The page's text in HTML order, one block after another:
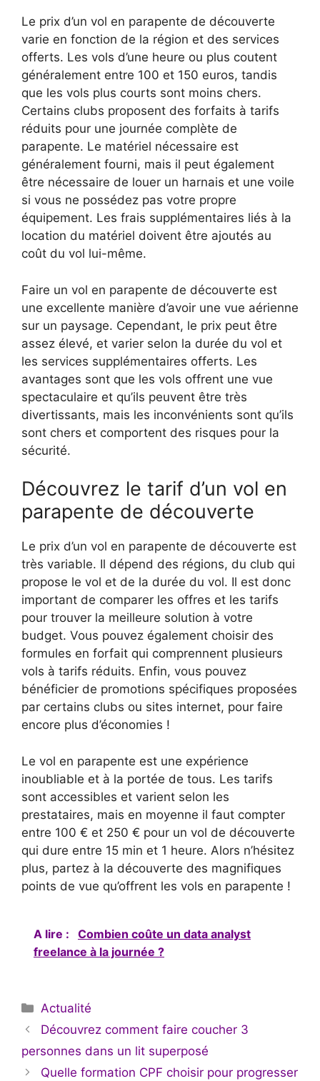
Le prix d’un vol en parapente de découverte
varie en fonction de la région et des services
offerts. Les vols d’une heure ou plus coutent
généralement entre 100 et 150 euros, tandis
que les vols plus courts sont moins chers.
Certains clubs proposent des forfaits à tarifs
réduits pour une journée complète de
parapente. Le matériel nécessaire est
généralement fourni, mais il peut également
être nécessaire de louer un harnais et une voile
si vous ne possédez pas votre propre
équipement. Les frais supplémentaires liés à la
location du matériel doivent être ajoutés au
coût du vol lui-même.
Faire un vol en parapente de découverte est
une excellente manière d’avoir une vue aérienne
sur un paysage. Cependant, le prix peut être
assez élevé, et varier selon la durée du vol et
les services supplémentaires offerts. Les
avantages sont que les vols offrent une vue
spectaculaire et qu’ils peuvent être très
divertissants, mais les inconvénients sont qu’ils
sont chers et comportent des risques pour la
sécurité.
Découvrez le tarif d’un vol en
parapente de découverte
Le prix d’un vol en parapente de découverte est
très variable. Il dépend des régions, du club qui
propose le vol et de la durée du vol. Il est donc
important de comparer les offres et les tarifs
pour trouver la meilleure solution à votre
budget. Vous pouvez également choisir des
formules en forfait qui comprennent plusieurs
vols à tarifs réduits. Enfin, vous pouvez
bénéficier de promotions spécifiques proposées
par certains clubs ou sites internet, pour faire
encore plus d’économies !
Le vol en parapente est une expérience
inoubliable et à la portée de tous. Les tarifs
sont accessibles et varient selon les
prestataires, mais en moyenne il faut compter
entre 100 € et 250 € pour un vol de découverte
qui dure entre 15 min et 1 heure. Alors n’hésitez
plus, partez à la découverte des magnifiques
points de vue qu’offrent les vols en parapente !
A lire :
Combien coûte un data analyst
freelance à la journée ?
Catégories
Actualité
Découvrez comment faire coucher 3
personnes dans un lit superposé
Quelle formation CPF choisir pour progresser